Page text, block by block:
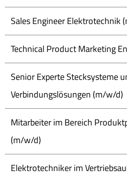
Sales Engineer Elektrotechnik
Technical Product Marketing
Senior Experte Stecksysteme
Verbindungslösungen (m/w/d)
Mitarbeiter im Bereich
(m/w/d)
Elektrotechniker im